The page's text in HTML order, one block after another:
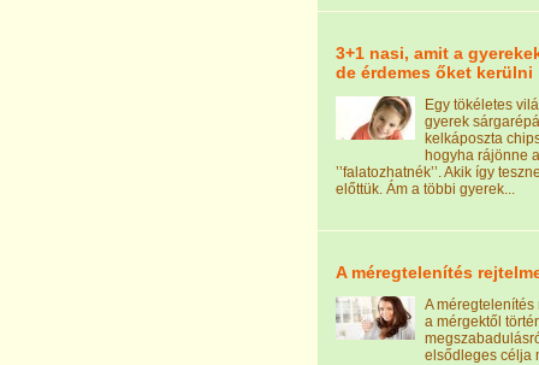
3+1 nasi, amit a
de érdemes őket kerülni
Egy tökéletes
gyerek
kelkáposzta
hogyha rájönne a
’’falatozhatnék’’. Akik így
előttük. Ám a többi gyerek...
A méregtelenítés
A méregtelenítés
a mérgektől
elsődleges célja